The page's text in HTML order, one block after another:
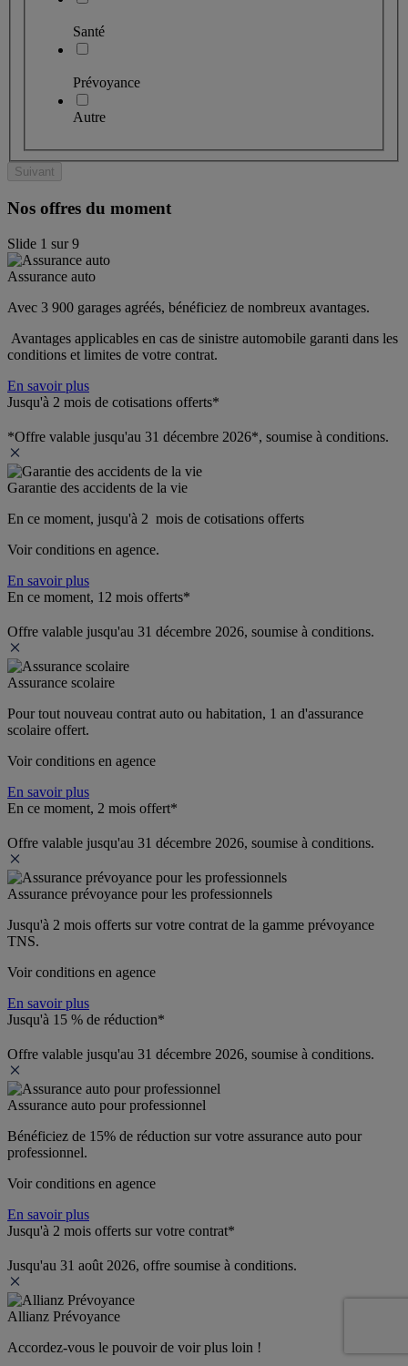
Santé
Prévoyance
Autre
Suivant
Nos offres du moment
Slide 1 sur9
Assurance auto
Avec 3 900 garages agréés, bénéficiez de nombreux avantages.
Avantages applicables en cas de sinistre automobile garanti dans les
conditions et limites de votre contrat.
En savoir plus
Jusqu'à 2 mois de cotisations offerts*
*Offre valable jusqu'au 31 décembre 2026*, soumise à conditions.
Garantie des accidents de la vie
En ce moment, jusqu'à 2  mois de cotisations offerts
Voir conditions en agence.
En savoir plus
En ce moment, 12 mois offerts*
Offre valable jusqu'au 31 décembre 2026, soumise à conditions.
Assurance scolaire
Pour tout nouveau contrat auto ou habitation, 1 an d'assurance
scolaire offert.
Voir conditions en agence
En savoir plus
En ce moment, 2 mois offert*
Offre valable jusqu'au 31 décembre 2026, soumise à conditions.
Assurance prévoyance pour les professionnels
Jusqu'à 2 mois offerts sur votre contrat de la gamme prévoyance
TNS.
Voir conditions en agence
En savoir plus
Jusqu'à 15 % de réduction*
Offre valable jusqu'au 31 décembre 2026, soumise à conditions.
Assurance auto pour professionnel
Bénéficiez de 15% de réduction sur votre assurance auto pour
professionnel.
Voir conditions en agence
En savoir plus
Jusqu'à 2 mois offerts sur votre contrat*
Jusqu'au 31 août 2026, offre soumise à conditions.
Allianz Prévoyance
Accordez-vous le pouvoir de voir plus loin !